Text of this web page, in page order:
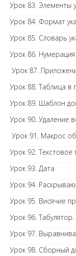
Урок 83. Элементы
Урок 84. Формат
Урок 85. Словарь
Урок 86.
Урок 87.
Урок 88. Таблица в
Урок 89. Шаблон
Урок 90. Удаление
Урок 91. Макрос
Урок 92. Текстовое
Урок 93. Дата
Урок 94.
Урок 95. Висячие
Урок 96. Табулятор.
Урок 97.
Урок 98. Сборный